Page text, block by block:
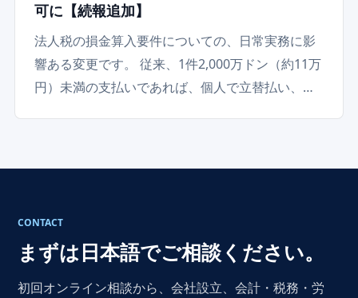
可に【続報追加】
法人税の損金算入要件についての、日常実務に影
響ある変更です。 従来、1件2,000万ドン（約11万
円）未満の支払いであれば、個人で立替払い、…
CONTACT
まずは日本語でご相談ください。
初回オンライン相談から、会社設立、会計・税務・労